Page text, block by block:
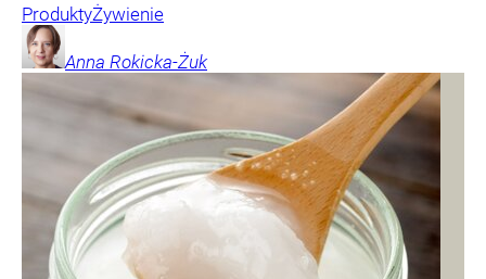
ProduktyŻywienie
Anna Rokicka-Żuk